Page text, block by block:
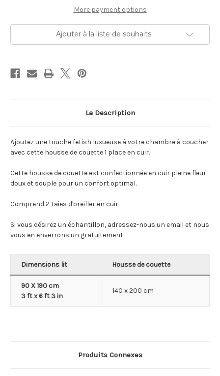
More payment options
Ajouter à la liste de souhaits
La Description
Ajoutez une touche fetish luxueuse à votre chambre à coucher
avec cette housse de couette 1 place en cuir.
Cette housse de couette est confectionnée en cuir pleine fleur
doux et souple pour un confort optimal.
Comprend 2 taies d'oreiller en cuir.
Si vous désirez un échantillon, adressez-nous un email et nous
vous en enverrons un gratuitement.
Dimensions lit Housse de couette
90 X 190 cm
3 ft x 6 ft 3 in
140 x 200 cm
Produits Connexes